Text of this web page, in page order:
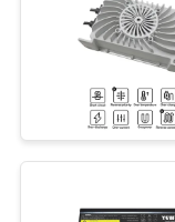
MAPPA
PRIVACY